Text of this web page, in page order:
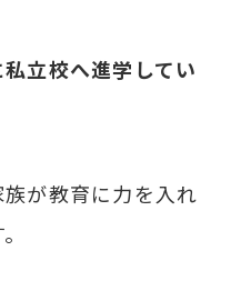
立校へ進学してい
が教育に力を入れ